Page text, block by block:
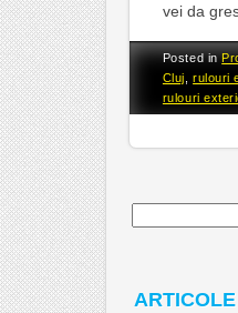
vei da
Posted in
Cluj ,rulouri
rulouri